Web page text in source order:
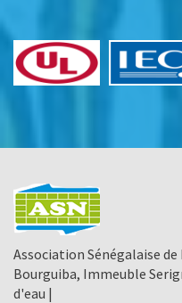
Association Sénégalaise
Bourguiba, Immeuble
d'eau |